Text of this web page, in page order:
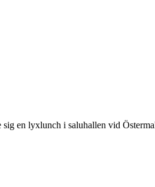
en lyxlunch i saluhallen vid